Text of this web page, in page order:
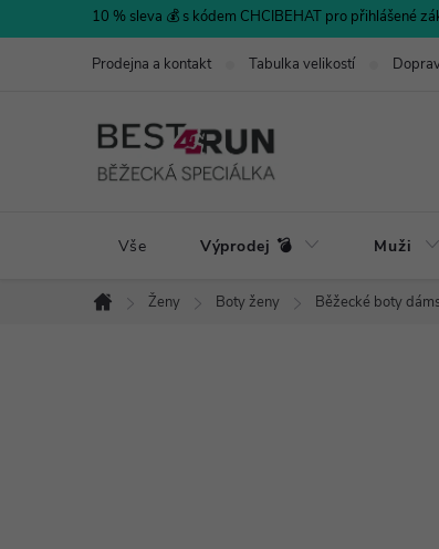
na
10 % sleva 💰 s kódem CHCIBEHAT pro přihlášené
Prodejna a kontakt Tabulka velikostí
Vše Výprodej 💣 Muži
Domů
Ženy Boty ženy Běžecké boty